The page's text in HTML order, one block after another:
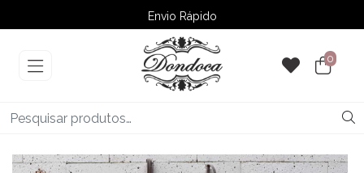
Envio Rápido
➚ Ofertas– Até 60% OFF
0